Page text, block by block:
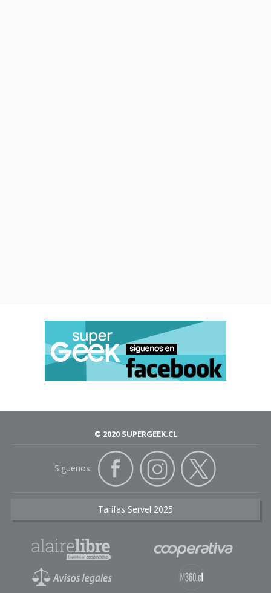
© 2020 SUPERGEEK.CL
Siguenos:
Tarifas Servel 2025